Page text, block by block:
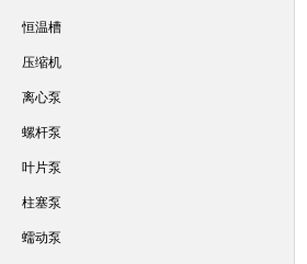
恒温槽
压缩机
离心泵
螺杆泵
叶片泵
柱塞泵
蠕动泵